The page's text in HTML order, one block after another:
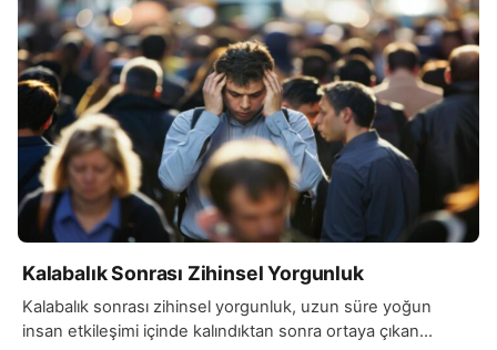
Kalabalık Sonrası Zihinsel Yorgunluk
Kalabalık sonrası zihinsel yorgunluk, uzun süre yoğun
insan etkileşimi içinde kalındıktan sonra ortaya çıkan